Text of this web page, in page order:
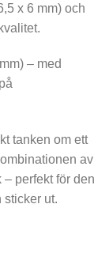
x 6 mm) och
– med
tanken om ett
av
perfekt för den
sticker ut.